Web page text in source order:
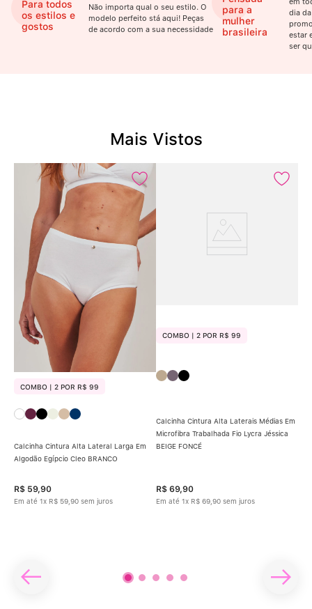
Para todos
os estilos e
gostos
Não importa qual o seu estilo. O
modelo perfeito stá aqui! Peças
de acordo com a sua necessidade
para a
mulher
brasileira
dia
estar
ser
Mais Vistos
COMBO | 2 POR R$ 99
Calcinha Cintura Alta Lateral Larga Em
Algodão Egípcio Cleo BRANCO
R$ 59,90
Em até 1x R$ 59 90 sem juros
COMBO | 2 POR R$ 99
Calcinha Cintura Alta Laterais Médias Em
Microfibra Trabalhada Fio Lycra Jéssica
BEIGE FONCÉ
R$ 69,90
Em até 1x R$ 69 90 sem juros